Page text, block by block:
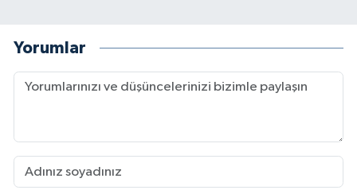
Yorumlar